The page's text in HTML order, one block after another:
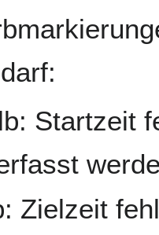
Startzeit
Zielzeit